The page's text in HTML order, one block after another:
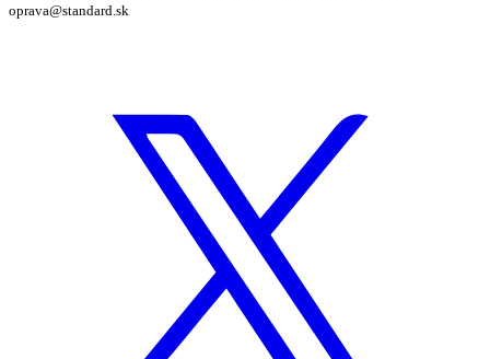
oprava@standard.sk